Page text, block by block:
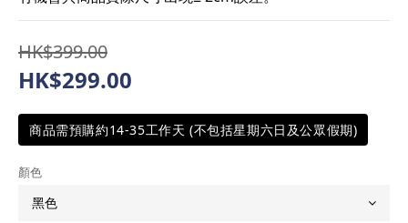
HK$399.00
HK$299.00
商品需預購約14-35工作天 (不包括星期六日及公眾假期)
顏色